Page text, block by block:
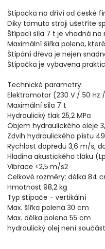
Štípačka na dříví od české
Díky tomuto stroji ušetříte
Štípací síla 7 t je vhodná
Maximální šířka polena,
Štípání dřeva je nejen
Štípačka je vybavena
Technické parametry:
Elektromotor (230 V / 50 Hz
Maximální síla 7 t
Hydraulický tlak 25,2 MPa
Objem hydraulického oleje
Zdvih hydraulického pístu
Rychlost dopředu 3,6 m/s,
Hladina akustického tlaku
Vibrace <2,5 m/s2
Celkové rozměry: délka 84
Hmotnost 98,2 kg
Typ štípače - vertikální
Max. šířka polena 30 cm
Max. délka polena 55 cm
hydraulický olej není